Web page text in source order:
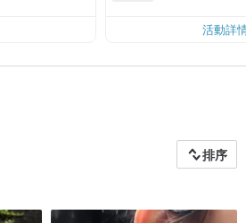
活動詳
排序